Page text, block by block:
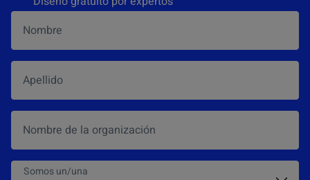
Nombre
Apellido
Nombre de la organización
Somos un/una